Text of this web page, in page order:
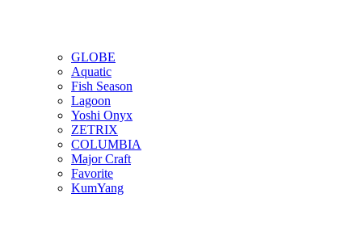
GLOBE
Aquatic
Fish Season
Lagoon
Yoshi Onyx
ZETRIX
COLUMBIA
Major Craft
Favorite
KumYang